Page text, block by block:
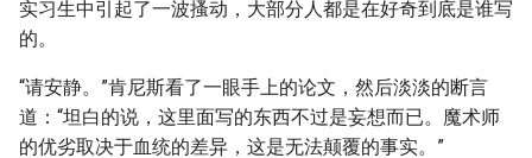
实习生中引起了一波搔动，大部分人都是在好奇到底是谁写
的。
“请安静。”肯尼斯看了一眼手上的论文，然后淡淡的断言
道：“坦白的说，这里面写的东西不过是妄想而已。魔术师
的优劣取决于血统的差异，这是无法颠覆的事实。”